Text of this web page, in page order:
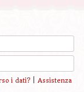
i dati?| Assistenza